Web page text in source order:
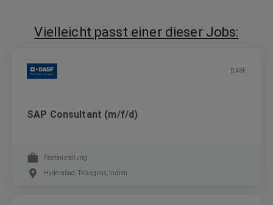
Vielleicht passt einer dieser Jobs:
BASF
SAP Consultant (m/f/d)
Festanstellung
Hyderabad, Telangana, Indien